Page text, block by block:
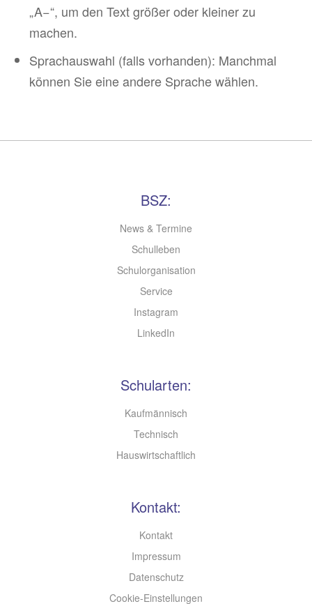
„A−“, um den Text größer oder kleiner zu
machen.
Sprachauswahl (falls vorhanden): Manchmal
können Sie eine andere Sprache wählen.
BSZ:
News & Termine
Schulleben
Schulorganisation
Service
Instagram
LinkedIn
Schularten:
Kaufmännisch
Technisch
Hauswirtschaftlich
Kontakt:
Kontakt
Impressum
Datenschutz
Cookie-Einstellungen